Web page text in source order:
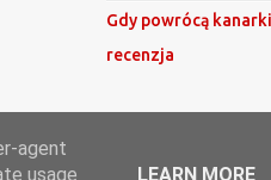
Gdy powrócą
recenzja
agent
usage
LEARN MORE